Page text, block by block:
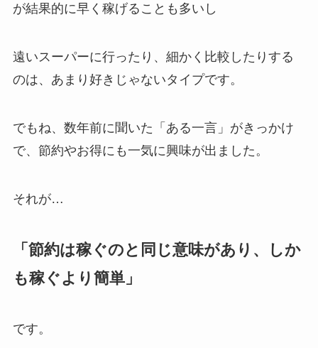
が結果的に早く稼げることも多いし
遠いスーパーに行ったり、細かく比較したりする
のは、あまり好きじゃないタイプです。
でもね、数年前に聞いた「ある一言」がきっかけ
で、節約やお得にも一気に興味が出ました。
それが…
「節約は稼ぐのと同じ意味があり、しか
も稼ぐより簡単」
です。